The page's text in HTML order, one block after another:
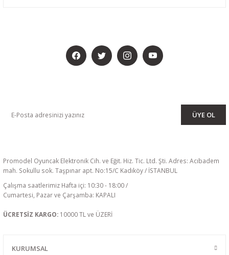
ÜYE OL
Promodel Oyuncak Elektronik Cih. ve Eğit. Hiz. Tic. Ltd. Şti. Adres: Acıbadem
mah. Sokullu sok. Taşpınar apt. No:15/C Kadıköy / İSTANBUL
Çalışma saatlerimiz Hafta içi: 10:30 - 18:00 /
Cumartesi, Pazar ve Çarşamba: KAPALI
ÜCRETSİZ KARGO: 10000 TL ve ÜZERİ
KURUMSAL